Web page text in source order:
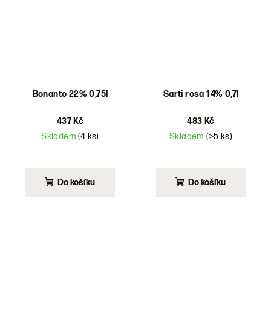
Bonanto 22% 0,75l
437 Kč
Skladem(4 ks)
Do košíku
Sarti rosa 14% 0,7l
483 Kč
Skladem(>5 ks)
Do košíku